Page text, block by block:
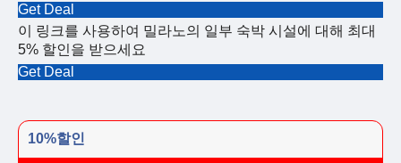
Get Deal
이 링크를 사용하여 밀라노의 일부 숙박 시설에 대해 최대
5% 할인을 받으세요
Get Deal
10%할인